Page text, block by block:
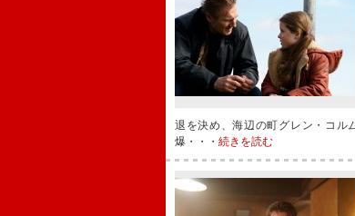
退を決め、海辺の町グレン・コ
爆・・・ 続きを読む